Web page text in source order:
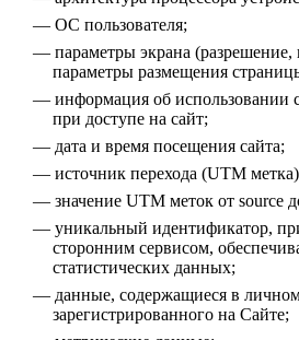
ОС пользователя;
параметры экрана (разрешение,
параметры размещения
информация об использовании
при доступе на сайт;
дата и время посещения сайта;
источник перехода (UTM
значение UTM меток от source
уникальный идентификатор,
сторонним сервисом,
статистических данных;
данные, содержащиеся в
зарегистрированного на Сайте;